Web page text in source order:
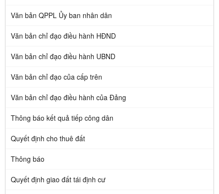
Văn bản QPPL Ủy ban nhân dân
Văn bản chỉ đạo điều hành HĐND
Văn bản chỉ đạo điều hành UBND
Văn bản chỉ đạo của cấp trên
Văn bản chỉ đạo điều hành của Đảng
Thông báo kết quả tiếp công dân
Quyết định cho thuê đất
Thông báo
Quyết định giao đất tái định cư